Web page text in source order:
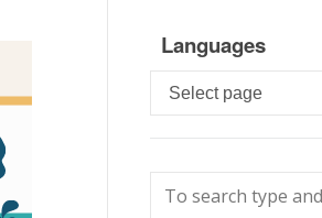
Languages
Languages